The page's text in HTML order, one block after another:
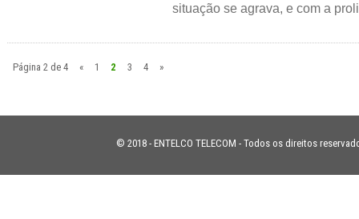
situação se agrava, e com a
Página 2 de 4 « 1 2 3 4 »
© 2018 - ENTELCO TELECOM - Todos os direitos